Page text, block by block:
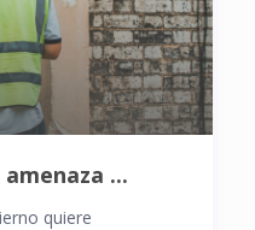
...
quiere